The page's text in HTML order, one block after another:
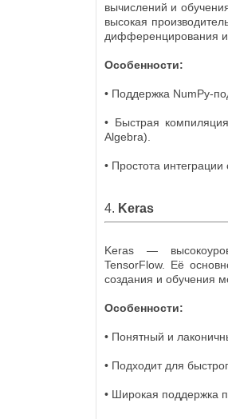
вычислений и
высокая
дифференцирования и
Особенности:
• Поддержка NumPy-
• Быстрая
Algebra).
• Простота
4. Keras
Keras —
TensorFlow. Её
создания и обучения
Особенности:
• Понятный и
• Подходит для
• Широкая поддержка